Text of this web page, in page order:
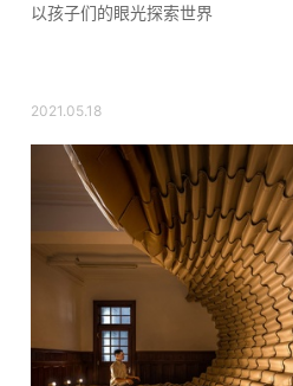
以孩子们的眼光探索世界
2021.05.18